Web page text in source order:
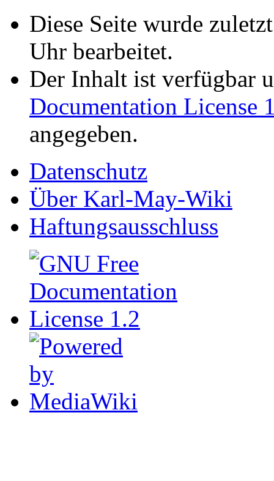
Diese Seite wurde
Uhr bearbeitet.
Der Inhalt ist verfügbar
Documentation License
angegeben.
Datenschutz
Über Karl-May-Wiki
Haftungsausschluss